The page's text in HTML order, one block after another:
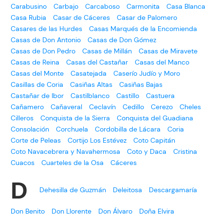
Carabusino
Carbajo Carcaboso Carmonita
Casa Blanca
Casa Rubia
Casar de Cáceres
Casar de Palomero
Casares de las Hurdes
Casas Marqués de la Encomienda
Casas de Don Antonio
Casas de Don Gómez
Casas de Don Pedro
Casas de Millán
Casas de Miravete
Casas de Reina
Casas del Castañar
Casas del Manco
Casas del Monte
Casatejada
Caserío Judío y Moro
Casillas de Coria
Casiñas Altas
Casiñas Bajas
Castañar de Ibor
Castilblanco Castillo
Castuera
Cañamero
Cañaveral Ceclavín Cedillo Cerezo
Cheles
Cilleros
Conquista de la Sierra
Conquista del Guadiana
Consolación
Corchuela Cordobilla de Lácara
Coria
Corte de Peleas
Cortijo Los Estévez
Coto Capitán
Coto Navacebrera y Navahermosa
Coto y Daca
Cristina
Cuacos
Cuarteles de la Osa Cáceres
D Dehesilla de Guzmán Deleitosa Descargamaría
Don Benito Don Llorente Don Álvaro Doña Elvira